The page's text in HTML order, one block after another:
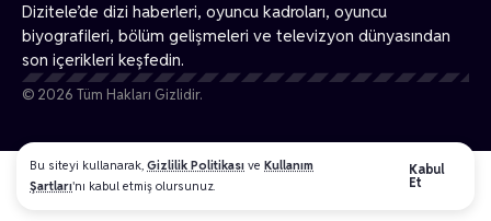
Bu siteyi kullanarak, Gizlilik Politikası ve Kullanım
Şartları'nı kabul etmiş olursunuz.
Kabul
Et
Dizitele’de dizi haberleri, oyuncu kadroları, oyuncu
biyografileri, bölüm gelişmeleri ve televizyon dünyasından
son içerikleri keşfedin.
© 2026 Tüm Hakları Gizlidir.